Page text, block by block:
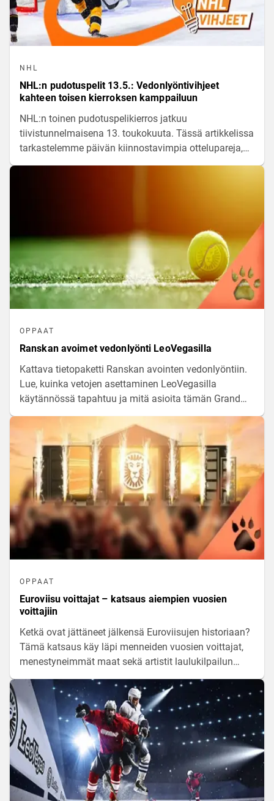
NHL
NHL:n pudotuspelit 13.5.: Vedonlyöntivihjeet
kahteen toisen kierroksen kamppailuun
NHL:n toinen pudotuspelikierros jatkuu
tiivistunnelmaisena 13. toukokuuta. Tässä artikkelissa
tarkastelemme päivän kiinnostavimpia ottelupareja,
OPPAAT
Ranskan avoimet vedonlyönti LeoVegasilla
Kattava tietopaketti Ranskan avointen vedonlyöntiin.
Lue, kuinka vetojen asettaminen LeoVegasilla
käytännössä tapahtuu ja mitä asioita tämän Grand
OPPAAT
Euroviisu voittajat – katsaus aiempien vuosien
voittajiin
Ketkä ovat jättäneet jälkensä Euroviisujen historiaan?
Tämä katsaus käy läpi menneiden vuosien voittajat,
menestyneimmät maat sekä artistit laulukilpailun